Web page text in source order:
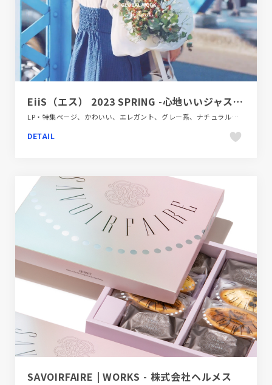
EiiS（エス） 2023 SPRING -心地いいジャストな春服。- | グローバルワーク（GLOBAL WORK）
LP・特集ページ、かわいい、エレガント、グレー系、ナチュラル、ファッション・ビューティー、モーション多め、動画が流れる、商品紹介、大きめ写真
DETAIL
SAVOIRFAIRE | WORKS - 株式会社ヘルメス